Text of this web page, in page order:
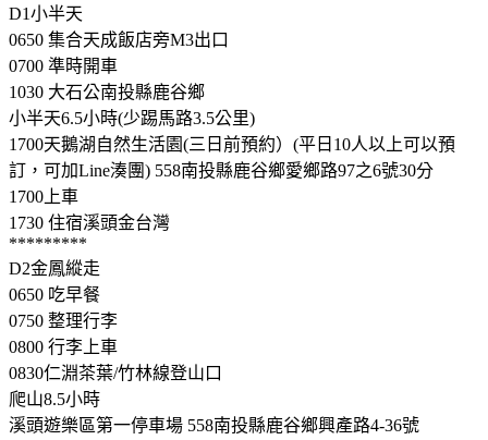
D1小半天
0650 集合天成飯店旁M3出口
0700 準時開車
1030 大石公南投縣鹿谷鄉
小半天6.5小時(少踢馬路3.5公里)
1700天鵝湖自然生活園(三日前預約）(平日10人以上可以預
訂，可加Line湊團) 558南投縣鹿谷鄉愛鄉路97之6號30分
1700上車
1730 住宿溪頭金台灣
*********
D2金鳳縱走
0650 吃早餐
0750 整理行李
0800 行李上車
0830仁淵茶葉/竹林線登山口
爬山8.5小時
溪頭遊樂區第一停車場 558南投縣鹿谷鄉興產路4-36號